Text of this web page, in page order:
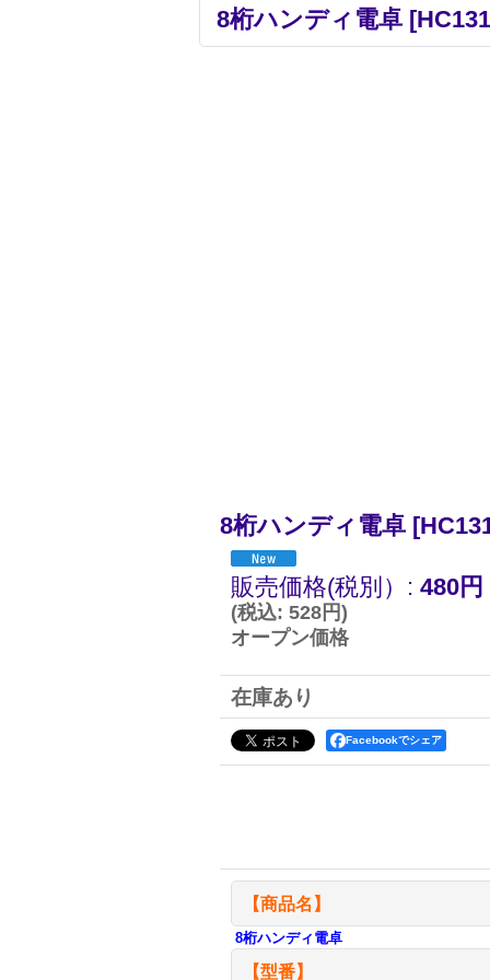
8桁ハンディ電卓 [HC131
8桁ハンディ電卓 [
販売価格(税別） : 480円
(税込: 528円)
オープン価格
在庫あり
Facebookでシェア
【商品名】
8桁ハンディ電卓
【型番】